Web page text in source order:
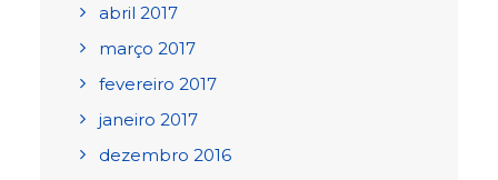
abril 2017
março 2017
fevereiro 2017
janeiro 2017
dezembro 2016